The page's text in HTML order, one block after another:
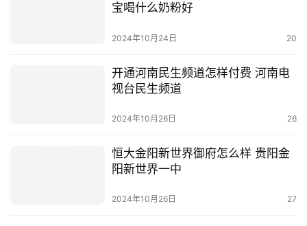
宝喝什么奶粉好
2024年10月24日 20
开通河南民生频道怎样付费 河南电
视台民生频道
2024年10月26日 26
恒大金阳新世界御府怎么样 贵阳金
阳新世界一中
2024年10月26日 27